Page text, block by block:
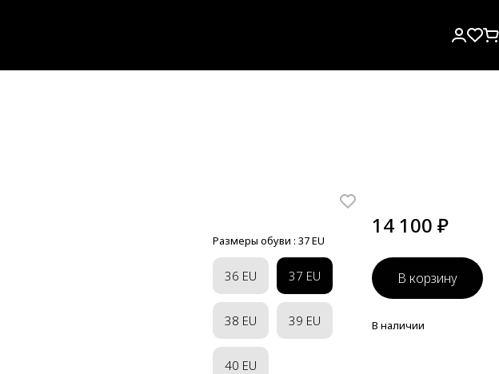
Размеры обуви : 37 EU
36 EU 37 EU
38 EU 39 EU
40 EU
14 100 ₽
В корзину
В наличии